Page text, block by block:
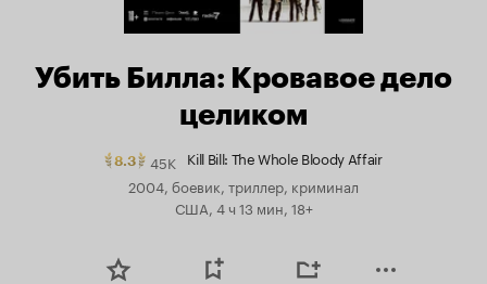
Убить Билла: Кровавое дело
целиком
8.3Рейтинг
Кинопоиска
45K Kill Bill: The Whole Bloody Affair
2004, боевик, триллер, криминал
США, 4 ч 13 мин, 18+